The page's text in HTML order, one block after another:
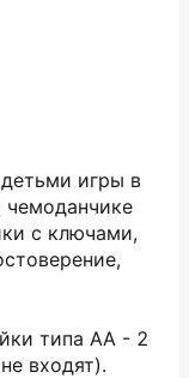
игры в
с ключами,
типа АА - 2
входят).